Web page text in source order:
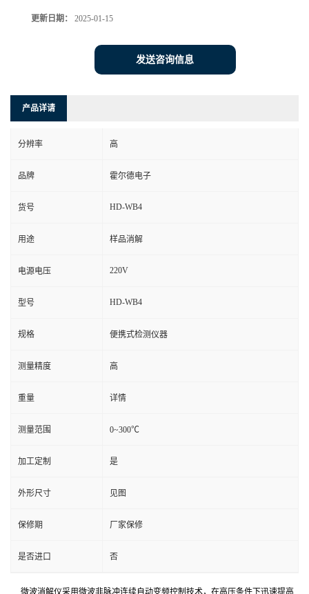
更新日期： 2025-01-15
发送咨询信息
产品详请
分辨率 高
品牌 霍尔德电子
货号 HD-WB4
用途 样品消解
电源电压 220V
型号 HD-WB4
规格 便携式检测仪器
测量精度 高
重量 详情
测量范围 0~300℃
加工定制 是
外形尺寸 见图
保修期 厂家保修
是否进口 否
微波消解仪采用微波非脉冲连续自动变频控制技术，在高压条件下迅速提高